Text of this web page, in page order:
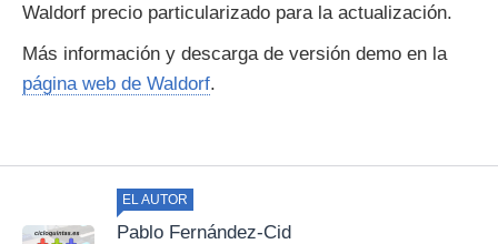
Waldorf precio particularizado para la actualización.
Más información y descarga de versión demo en la
página web de Waldorf.
EL AUTOR
Pablo Fernández-Cid